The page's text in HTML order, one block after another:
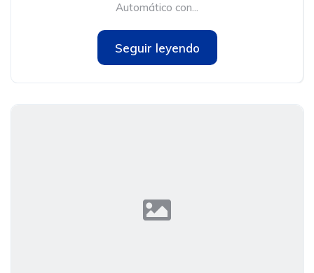
Automático con...
Seguir leyendo